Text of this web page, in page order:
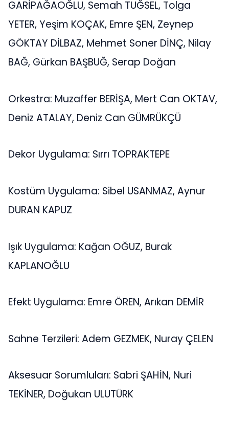
GARİPAĞAOĞLU, Semah TUĞSEL, Tolga
YETER, Yeşim KOÇAK, Emre ŞEN, Zeynep
GÖKTAY DİLBAZ, Mehmet Soner DİNÇ, Nilay
BAĞ, Gürkan BAŞBUĞ, Serap Doğan
Orkestra: Muzaffer BERİŞA, Mert Can OKTAV,
Deniz ATALAY, Deniz Can GÜMRÜKÇÜ
Dekor Uygulama: Sırrı TOPRAKTEPE
Kostüm Uygulama: Sibel USANMAZ, Aynur
DURAN KAPUZ
Işık Uygulama: Kağan OĞUZ, Burak
KAPLANOĞLU
Efekt Uygulama: Emre ÖREN, Arıkan DEMİR
Sahne Terzileri: Adem GEZMEK, Nuray ÇELEN
Aksesuar Sorumluları: Sabri ŞAHİN, Nuri
TEKİNER, Doğukan ULUTÜRK